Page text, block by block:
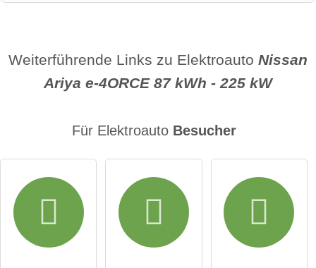
Name
Hiermit akzeptiere ich die
Datenschutzerklärunghabe ich zur Kenntnis
Weiterführende Links zu Elektroauto Nissan
Ariya e-4ORCE 87 kWh - 225 kW
Für Elektroauto Besucher